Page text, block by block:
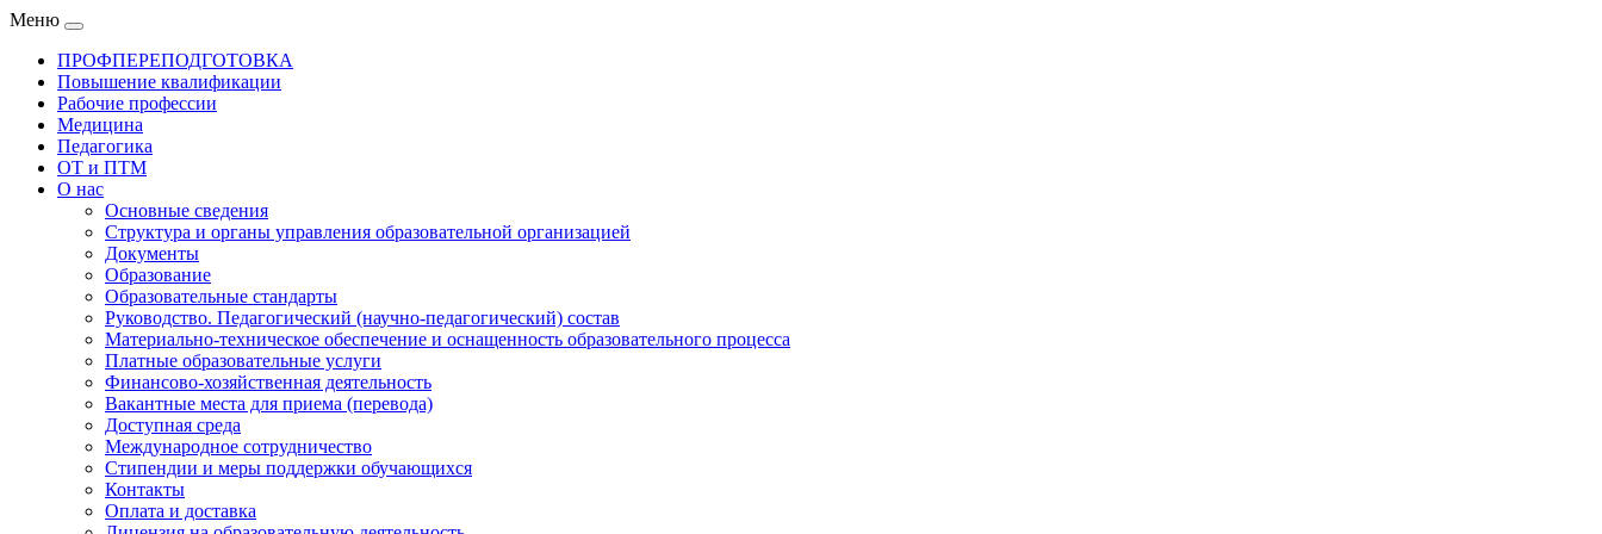
Меню
ПРОФПЕРЕПОДГОТОВКА
Повышение квалификации
Рабочие профессии
Медицина
Педагогика
ОТ и ПТМ
О нас
Основные сведения
Структура и органы управления образовательной организацией
Документы
Образование
Образовательные стандарты
Руководство. Педагогический (научно-педагогический) состав
Материально-техническое обеспечение и оснащенность образовательного процесса
Платные образовательные услуги
Финансово-хозяйственная деятельность
Вакантные места для приема (перевода)
Доступная среда
Международное сотрудничество
Стипендии и меры поддержки обучающихся
Контакты
Оплата и доставка